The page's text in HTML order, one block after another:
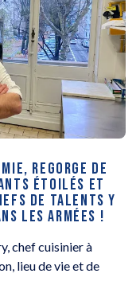
REGORGE DE
ÉTOILÉS ET
DE TALENTS Y
LES ARMÉES !
chef cuisinier à
lieu de vie et de